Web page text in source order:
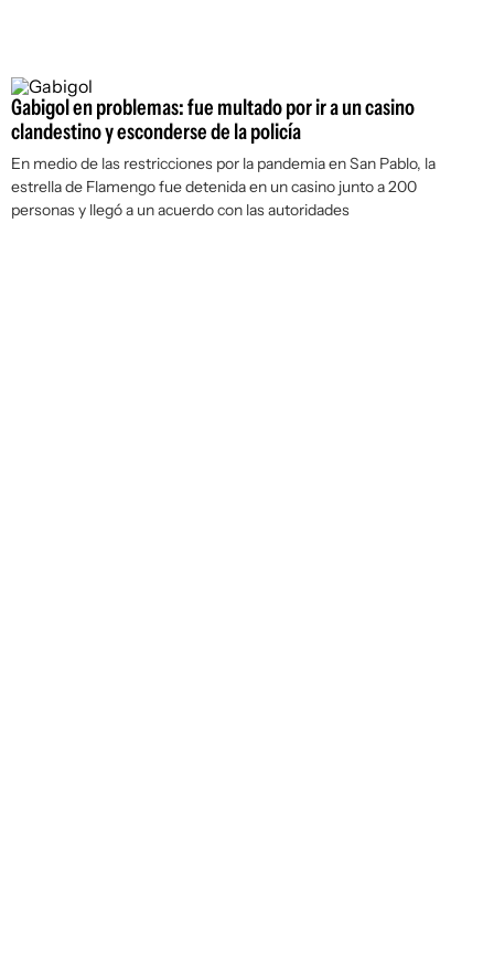
Gabigol en problemas: fue multado por ir a un casino
clandestino y esconderse de la policía
En medio de las restricciones por la pandemia en San Pablo, la
estrella de Flamengo fue detenida en un casino junto a 200
personas y llegó a un acuerdo con las autoridades